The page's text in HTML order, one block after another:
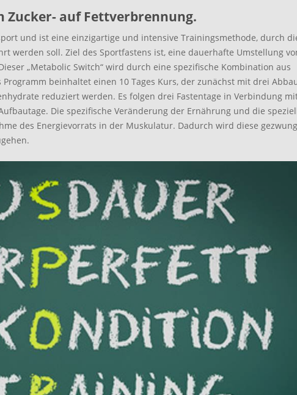
Zucker- auf Fettverbrennung.
und ist eine einzigartige und intensive Trainingsmethode, durch
werden soll. Ziel des Sportfastens ist, eine dauerhafte Umstellung
„Metabolic Switch“ wird durch eine spezifische Kombination aus
beinhaltet einen 10 Tages Kurs, der zunächst mit drei
reduziert werden. Es folgen drei Fastentage in Verbindung
Die spezifische Veränderung der Ernährung und die
des Energievorrats in der Muskulatur. Dadurch wird diese